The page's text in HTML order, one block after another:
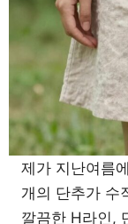
제가 지난여름
개의 단추가 수
깔끔한 H라인,